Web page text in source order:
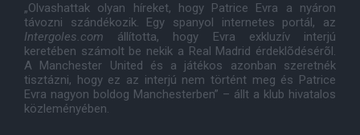
„Olvashattak olyan híreket, hogy Patrice Evra a nyáron
távozni szándékozik. Egy spanyol internetes portál, az
Intergoles.com állította, hogy Evra exkluzív interjú
keretében számolt be nekik a Real Madrid érdeklõdésérõl.
A Manchester United és a játékos azonban szeretnék
tisztázni, hogy ez az interjú nem történt meg és Patrice
Evra nagyon boldog Manchesterben” – állt a klub hivatalos
közleményében.